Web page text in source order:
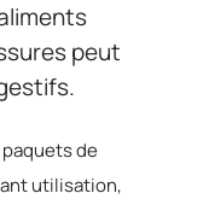
peut
de
utilisation,